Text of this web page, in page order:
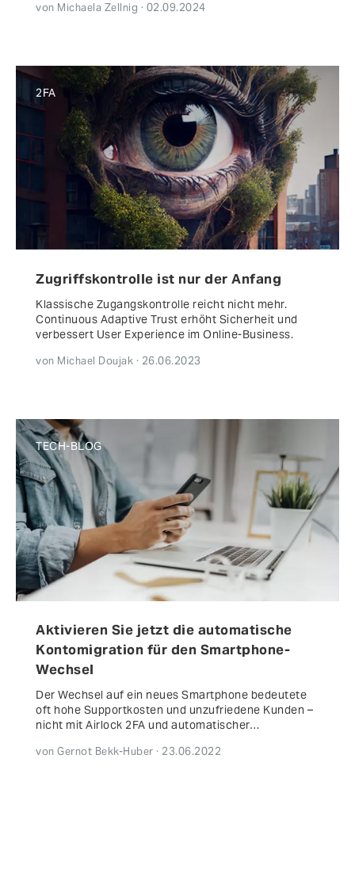
von Michaela Zellnig · 02.09.2024
2FA
Zugriffskontrolle ist nur der Anfang
Klassische Zugangskontrolle reicht nicht mehr.
Continuous Adaptive Trust erhöht Sicherheit und
verbessert User Experience im Online-Business.
von Michael Doujak · 26.06.2023
TECH-BLOG
Aktivieren Sie jetzt die automatische
Kontomigration für den Smartphone-
Wechsel
Der Wechsel auf ein neues Smartphone bedeutete
oft hohe Supportkosten und unzufriedene Kunden –
nicht mit Airlock 2FA und automatischer…
von Gernot Bekk-Huber · 23.06.2022